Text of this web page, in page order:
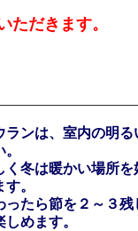
だきます。
ランは、室内の明
く冬は暖かい場所
。
ったら節を２～３残
めます。